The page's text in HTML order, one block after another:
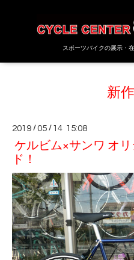
スポーツバイクの展示・
新
2019 /05 / 14 15:08
ケルビム×サンワ オ
ド！